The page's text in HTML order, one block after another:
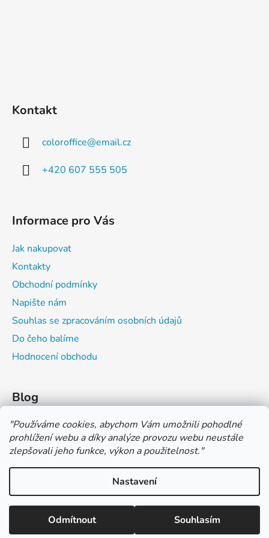
"Používáme cookies, abychom Vám umožnili pohodlné
prohlížení webu a díky analýze provozu webu neustále
zlepšovali jeho funkce, výkon a použitelnost."
Nastavení
Odmítnout Souhlasím
*** TUČNĚ ZVÝRAZNĚNÁ CENA U PRODUKTU JE CENA BEZ DPH
*** Vážení zákazníci, pokud při objednávce zvolíte platbu "PLATBA
NA FAKTURU (PLATBA PŘEDEM)" NEPLAŤTE prosím za zboží
ihned po ukončení objednávky. PLATEBNÍ ÚDAJE VÁM BUDOU
Kontakt
coloroffice@email.cz
+420 607 555 505
Informace pro Vás
Jak nakupovat
Kontakty
Obchodní podmínky
Napište nám
Souhlas se zpracováním osobních údajů
Do čeho balíme
Hodnocení obchodu
Blog
Čím můžeš psát do sešitu?
Jak na číslování sešitů
Značení tvrdosti grafitových tužek
Vytvořil Shoptet
Copyright 2026COLOR OFFICE s.r.o.. Všechna práva